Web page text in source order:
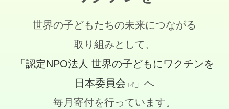
世界の子どもたちの未来につながる
取り組みとして、
「認定NPO法人 世界の子どもにワクチンを
日本委員会
」へ
毎月寄付を行っています。